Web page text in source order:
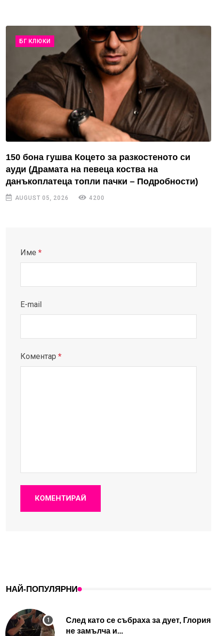
БГ КЛЮКИ
150 бона гушва Коцето за разкостеното си
ауди (Драмата на певеца коства на
данъкоплатеца топли пачки – Подробности)
AUGUST 05, 2026 4200
Име *
E-mail
Коментар *
КОМЕНТИРАЙ
НАЙ-ПОПУЛЯРНИ
След като се събраха за дует, Глория
не замълча и...